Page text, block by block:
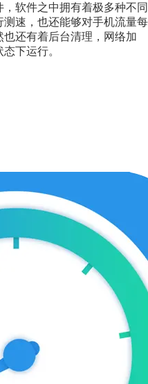
软件之中拥有着极多种不同
速，也还能够对手机流量每
还有着后台清理，网络加
下运行。